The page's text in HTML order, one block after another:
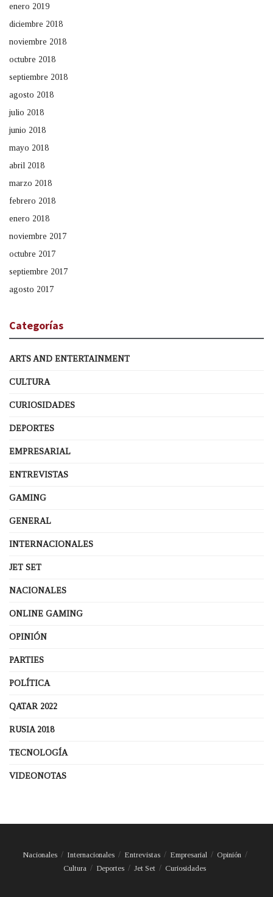
enero 2019
diciembre 2018
noviembre 2018
octubre 2018
septiembre 2018
agosto 2018
julio 2018
junio 2018
mayo 2018
abril 2018
marzo 2018
febrero 2018
enero 2018
noviembre 2017
octubre 2017
septiembre 2017
agosto 2017
Categorías
ARTS AND ENTERTAINMENT
CULTURA
CURIOSIDADES
DEPORTES
EMPRESARIAL
ENTREVISTAS
GAMING
GENERAL
INTERNACIONALES
JET SET
NACIONALES
ONLINE GAMING
OPINIÓN
PARTIES
POLÍTICA
QATAR 2022
RUSIA 2018
TECNOLOGÍA
VIDEONOTAS
Nacionales Internacionales Entrevistas Empresarial
Opinión
Cultura
Deportes Jet Set Curiosidades